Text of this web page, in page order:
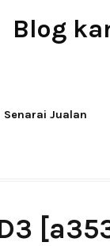
Blog
Senarai Jualan